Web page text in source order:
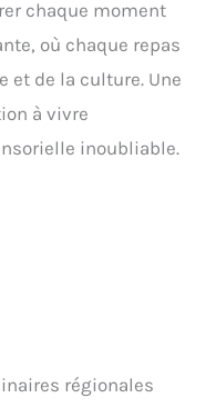
chaque moment
où chaque repas
et de la culture. Une
à vivre
inoubliable.
régionales